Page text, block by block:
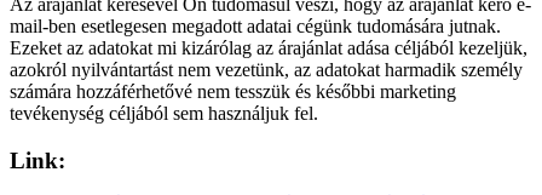
mail-ben esetlegesen megadott adatai cégünk tudomására jutnak.
Ezeket az adatokat mi kizárólag az árajánlat adása céljából kezeljük,
azokról nyilvántartást nem vezetünk, az adatokat harmadik személy
számára hozzáférhetővé nem tesszük és későbbi marketing
tevékenység céljából sem használjuk fel.
Link: